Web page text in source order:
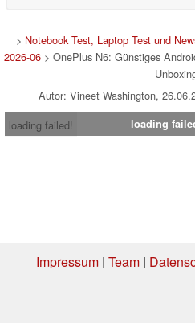
> Notebook Test, Laptop Test und
2026-06> OnePlus N6: Günstiges
Autor: Vineet Washington,
loading failed!
loading
Impressum| Team|